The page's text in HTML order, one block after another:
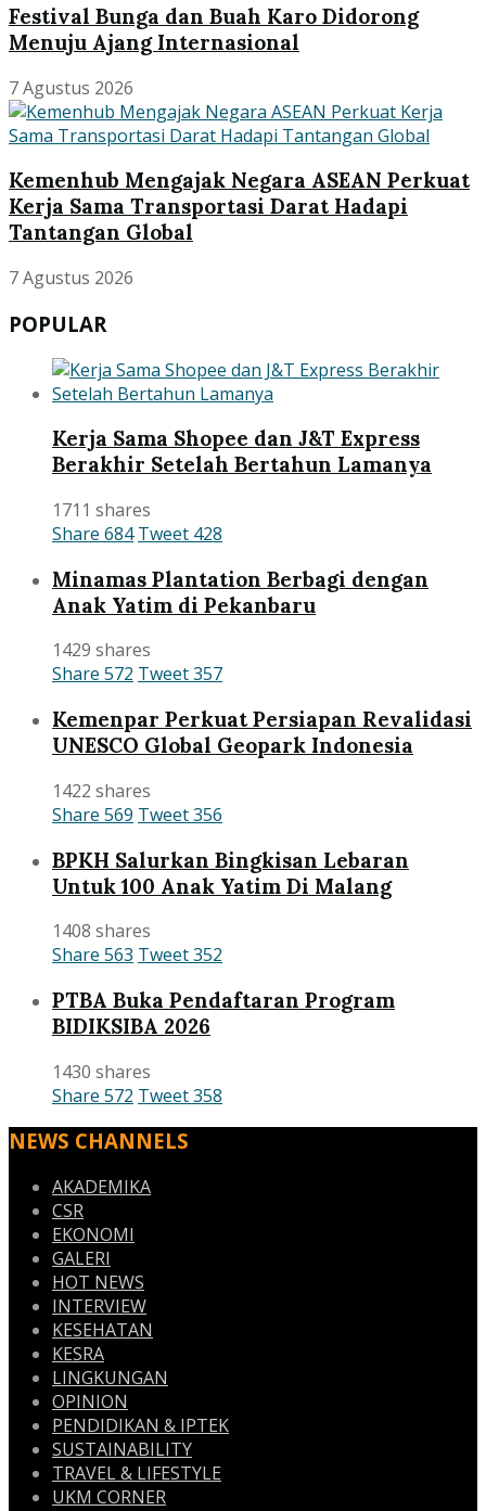
Festival Bunga dan Buah Karo Didorong
Menuju Ajang Internasional
7 Agustus 2026
Kemenhub Mengajak Negara ASEAN Perkuat
Kerja Sama Transportasi Darat Hadapi
Tantangan Global
7 Agustus 2026
POPULAR
Kerja Sama Shopee dan J&T Express
Berakhir Setelah Bertahun Lamanya
1711 shares
Share 684 Tweet 428
Minamas Plantation Berbagi dengan
Anak Yatim di Pekanbaru
1429 shares
Share 572 Tweet357
Kemenpar Perkuat Persiapan Revalidasi
UNESCO Global Geopark Indonesia
1422 shares
Share 569 Tweet356
BPKH Salurkan Bingkisan Lebaran
Untuk 100 Anak Yatim Di Malang
1408 shares
Share 563 Tweet352
PTBA Buka Pendaftaran Program
BIDIKSIBA 2026
1430 shares
Share 572 Tweet358
NEWS CHANNELS
AKADEMIKA
CSR
EKONOMI
GALERI
HOT NEWS
INTERVIEW
KESEHATAN
KESRA
LINGKUNGAN
OPINION
PENDIDIKAN & IPTEK
SUSTAINABILITY
TRAVEL & LIFESTYLE
UKM CORNER